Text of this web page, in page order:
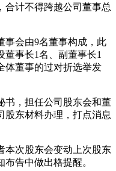
合计不得跨越公司董事总
会由9名董事构成，此
董事长1名、副董事长1
体董事的过对折选举发
，担任公司股东会和董
股东材料办理，打点消息
次股东会变动上次股东
告中做出格提醒。